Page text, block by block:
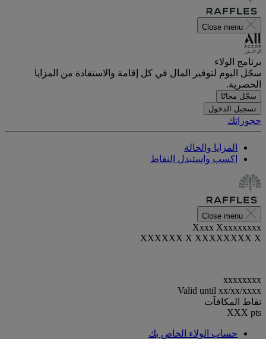
Close menu
برنامج الولاء
سجّل اليوم لتوفير المال في كل إقامة والاستفادة من المزايا
الحصرية.
سجّل مجانًا
تسجيل الدخول
حجوزاتك
المزايا والحالة
اكسب واستبدل النقاط
Close menu
Xxxx Xxxxxxxxx
XXXXXX X XXXXXXXX X
xxxxxxxx
Valid until xx/xx/xxxx
نقاط المكافآت
XXX pts
حساب الولاء الخاص بك